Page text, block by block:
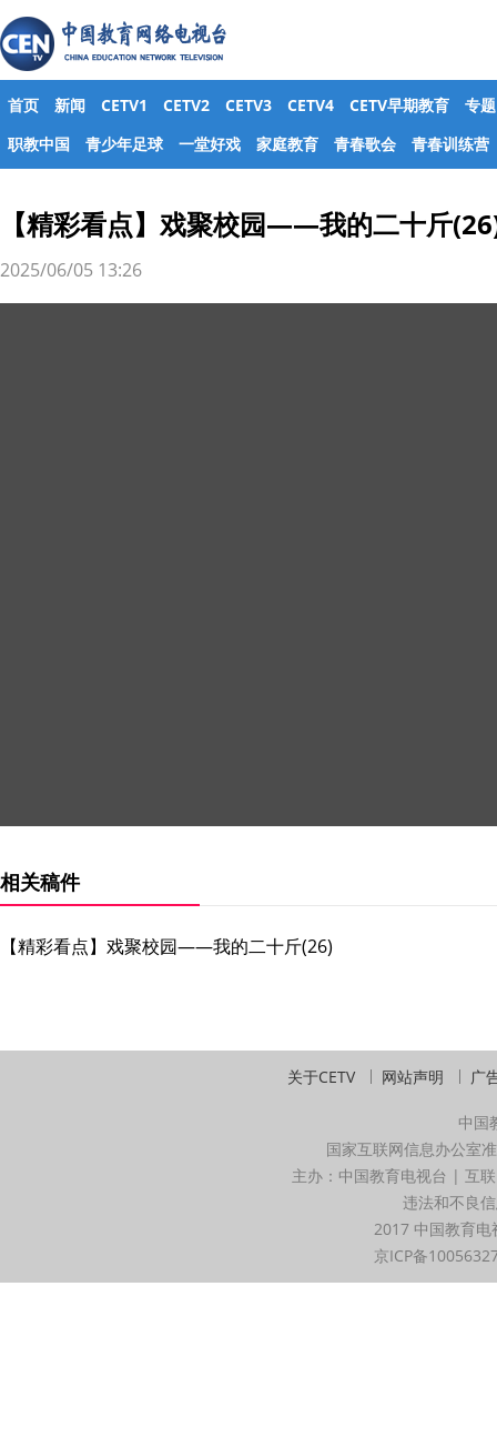
首页 新闻 CETV1 CETV2 CETV3 CETV4 CETV早期教育
专题
职教中国
青少年足球 一堂好戏 家庭教育 青春歌会 青春训练营
【精彩看点】戏聚校园——我的二十斤
2025/06/05 13:26
相关稿件
【精彩看点】戏聚校园——我的二十斤(26)
关于CETV 网站声明 广
中国
国家互联网信息办公室
主办：中国教育电视台 | 互
违法和不良
2017 中国教育
京ICP备